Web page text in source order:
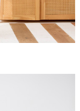
人之同意方可使用
失，本公司不負相關責
發現惡意使用之情形，